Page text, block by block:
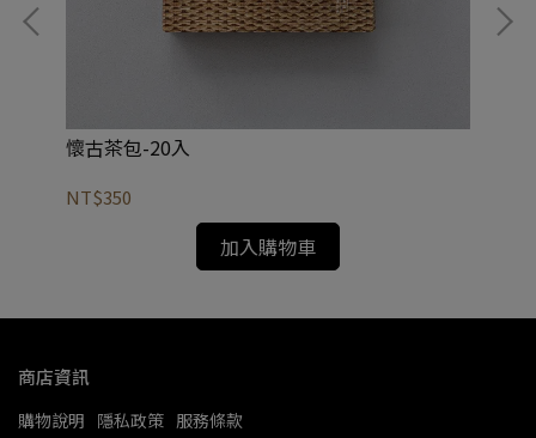
懷古茶包-20入
NT$350
加入購物車
商店資訊
購物說明 隱私政策 服務條款